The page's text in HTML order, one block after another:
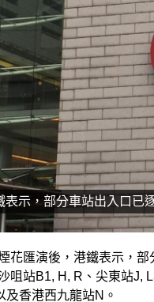
表示，部分車站出入口已
花匯演後，港鐵表示，
咀站B1, H, R、尖東站J,
及香港西九龍站N。